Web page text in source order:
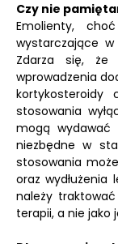
Czy nie
Emolienty,
wystarczające
Zdarza się, że
wprowadzenia
kortykosteroidy
stosowania
mogą wydawać
niezbędne w
stosowania
oraz
należy
terapii, a nie jako